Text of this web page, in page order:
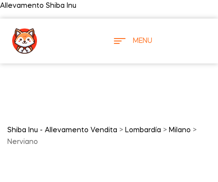
Allevamento Shiba Inu
MENU
Shiba Inu - Allevamento Vendita > Lombardía > Milano >
Nerviano